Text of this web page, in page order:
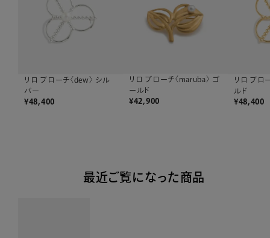
リロ ブローチ〈dew〉 シル
バー
¥48,400
リロ ブローチ〈maruba〉 ゴ
ールド
¥42,900
リロ ブロ
ルド
¥48,400
最近ご覧になった商品